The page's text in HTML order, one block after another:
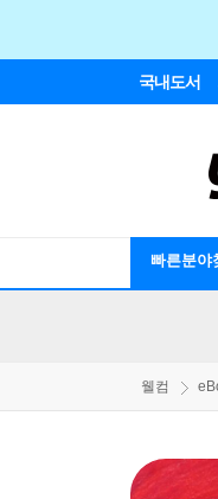
국내도서
빠른분야
웰컴